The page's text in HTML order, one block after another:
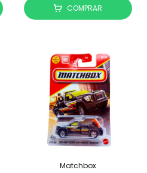
COMPRAR
Matchbox